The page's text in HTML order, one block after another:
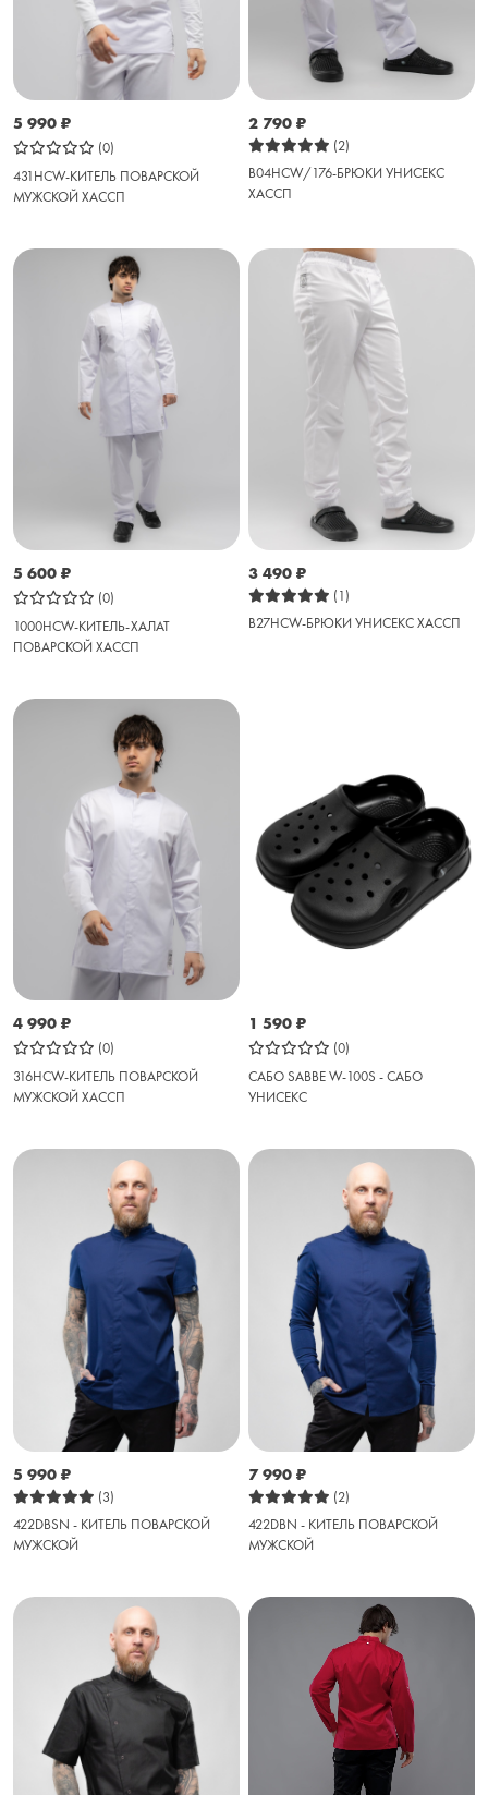
5 990 ₽
(0)
431HCW-КИТЕЛЬ ПОВАРСКОЙ
МУЖСКОЙ ХАССП
2 790 ₽
(2)
B04HCW/176-БРЮКИ УНИСЕКС
ХАССП
5 600 ₽
(0)
1000HCW-КИТЕЛЬ-ХАЛАТ
ПОВАРСКОЙ ХАССП
3 490 ₽
(1)
B27HCW-БРЮКИ УНИСЕКС ХАССП
4 990 ₽
(0)
316HCW-КИТЕЛЬ ПОВАРСКОЙ
МУЖСКОЙ ХАССП
1 590 ₽
(0)
САБО SABBE W-100S - САБО
УНИСЕКС
5 990 ₽
(3)
422DBSN - КИТЕЛЬ ПОВАРСКОЙ
МУЖСКОЙ
7 990 ₽
(2)
422DBN - КИТЕЛЬ ПОВАРСКОЙ
МУЖСКОЙ